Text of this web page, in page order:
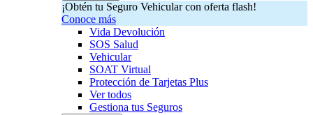
¡Obtén tu Seguro Vehicular con oferta flash!
Conoce más
Vida Devolución
SOS Salud
Vehicular
SOAT Virtual
Protección de Tarjetas Plus
Ver todos
Gestiona tus Seguros